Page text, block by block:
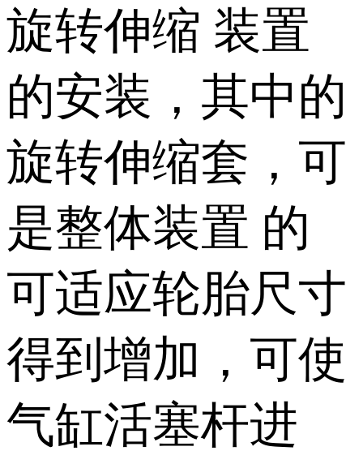
旋转伸缩 装置
的安装，其中的
旋转伸缩套，可
是整体装置 的
可适应轮胎尺寸
得到增加，可使
气缸活塞杆进